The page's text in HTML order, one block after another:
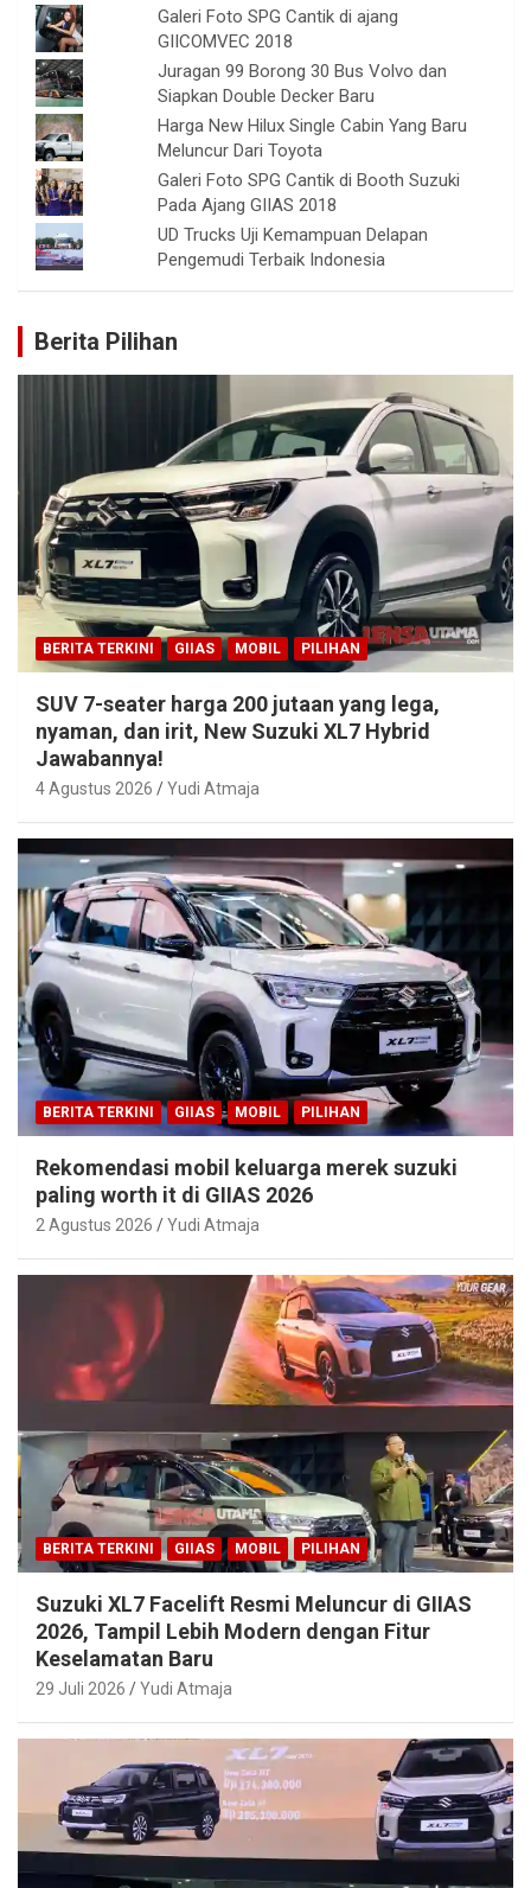
Galeri Foto SPG Cantik di ajang
GIICOMVEC 2018
Juragan 99 Borong 30 Bus Volvo dan
Siapkan Double Decker Baru
Harga New Hilux Single Cabin Yang Baru
Meluncur Dari Toyota
Galeri Foto SPG Cantik di Booth Suzuki
Pada Ajang GIIAS 2018
UD Trucks Uji Kemampuan Delapan
Pengemudi Terbaik Indonesia
Berita Pilihan
BERITA TERKINI GIIAS MOBIL PILIHAN
SUV 7-seater harga 200 jutaan yang lega,
nyaman, dan irit, New Suzuki XL7 Hybrid
Jawabannya!
4 Agustus 2026 Yudi Atmaja
BERITA TERKINI GIIAS MOBIL PILIHAN
Rekomendasi mobil keluarga merek suzuki
paling worth it di GIIAS 2026
2 Agustus 2026 Yudi Atmaja
BERITA TERKINI GIIAS MOBIL PILIHAN
Suzuki XL7 Facelift Resmi Meluncur di GIIAS
2026, Tampil Lebih Modern dengan Fitur
Keselamatan Baru
29 Juli 2026 Yudi Atmaja